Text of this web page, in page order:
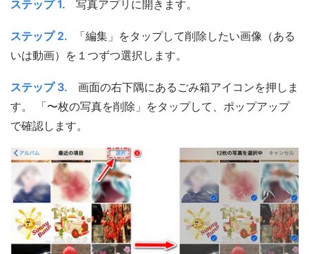
ステップ 1. 写真アプリに開きます。
ステップ 2.
「編集」をタップして削除したい画像（ある
いは動画）を１つずつ選択します。
ステップ 3.
画面の右下隅にあるごみ箱アイコンを押しま
す。 「〜枚の写真を削除」をタップして、ポップアップ
で確認します。